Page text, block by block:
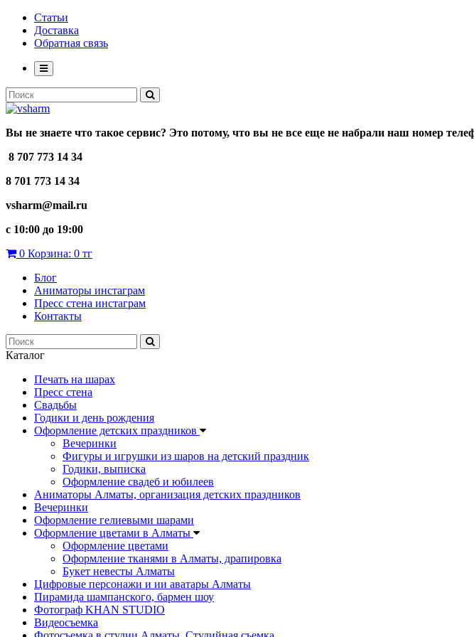
Статьи
Доставка
Обратная связь
Вы не знаете что такое сервис? Это потому, что вы не все еще не набрали наш номер
8 707 773 14 34
8 701 773 14 34
vsharm@mail.ru
c 10:00 до 19:00
0 Корзина: 0 тг
Блог
Аниматоры инстаграм
Пресс стена инстаграм
Контакты
Каталог
Печать на шарах
Пресс стена
Свадьбы
Годики и день рождения
Оформление детских праздников
Вечеринки
Фигуры и игрушки из шаров на детский праздник
Годики, выписка
Оформление свадеб и юбилеев
Аниматоры Алматы, организация детских праздников
Вечеринки
Оформление гелиевыми шарами
Оформление цветами в Алматы
Оформление цветами
Оформление тканями в Алматы, драпировка
Букет невесты Алматы
Цифровые персонажи и ии аватары Алматы
Пирамида шампанского, бармен шоу
Фотограф KHAN STUDIO
Видеосъемка